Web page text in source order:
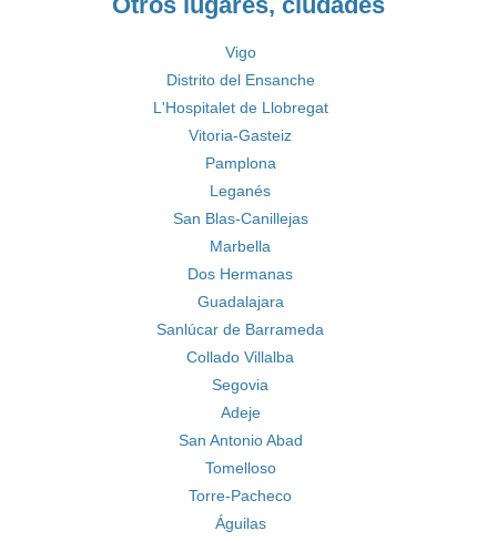
Vigo
Distrito del Ensanche
L'Hospitalet de Llobregat
Vitoria-Gasteiz
Pamplona
Leganés
San Blas-Canillejas
Marbella
Dos Hermanas
Guadalajara
Sanlúcar de Barrameda
Collado Villalba
Segovia
Adeje
San Antonio Abad
Tomelloso
Torre-Pacheco
Águilas